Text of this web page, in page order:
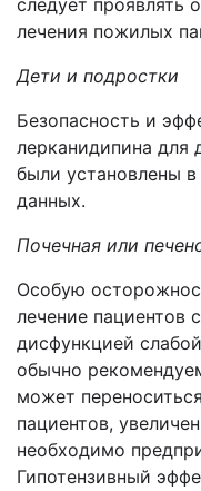
следует проявлять
лечения пожилых
Дети и подростки
Безопасность и
лерканидипина для
были установлены
данных.
Почечная или
Особую
лечение пациентов
дисфункцией
обычно
может
пациентов,
необходимо
Гипотензивный